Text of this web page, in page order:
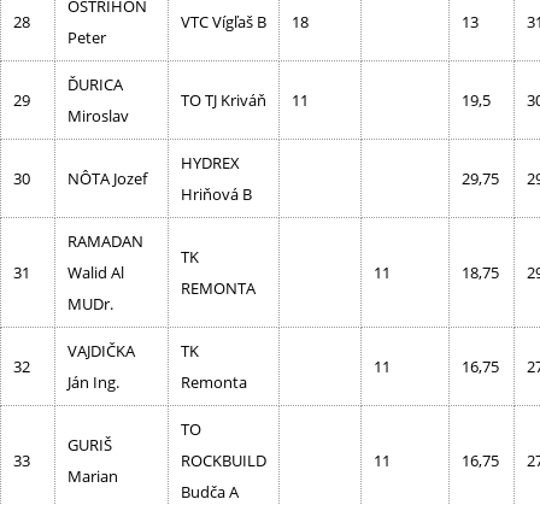
28
OSTRIHOŇ
Peter
VTC Vígľaš B 18 13
29
ĎURICA
Miroslav
TO TJ Kriváň 11 19,5
30 NÔTA Jozef
HYDREX
Hriňová B
29,75
31
RAMADAN
Walid Al
MUDr.
TK
REMONTA
11 18,75
32
VAJDIČKA
Ján Ing.
TK
Remonta
11 16,75
33
GURIŠ
Marian
TO
ROCKBUILD
Budča A
11 16,75